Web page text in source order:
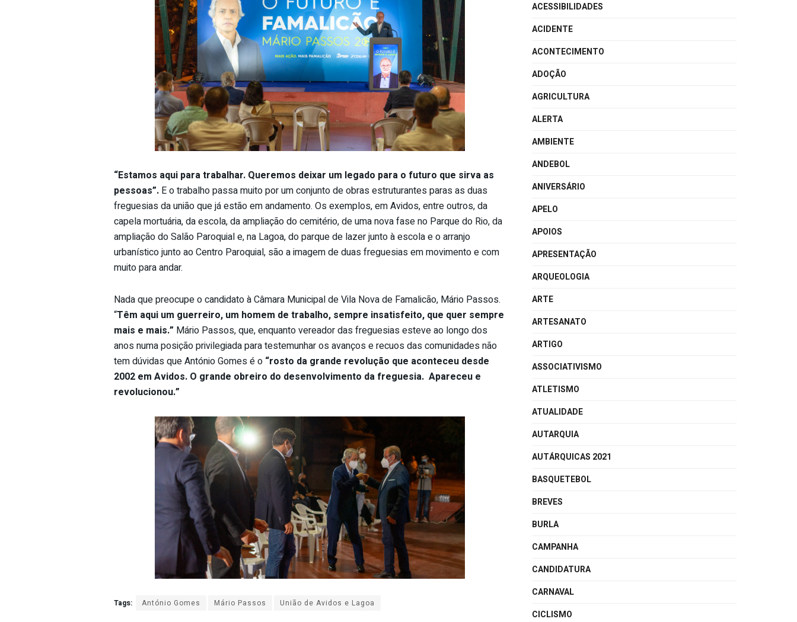
“Estamos aqui para trabalhar. Queremos deixar um legado para o futuro que sirva as
pessoas”. E o trabalho passa muito por um conjunto de obras estruturantes paras as duas
freguesias da união que já estão em andamento. Os exemplos, em Avidos, entre outros, da
capela mortuária, da escola, da ampliação do cemitério, de uma nova fase no Parque do Rio, da
ampliação do Salão Paroquial e, na Lagoa, do parque de lazer junto à escola e o arranjo
urbanístico junto ao Centro Paroquial, são a imagem de duas freguesias em movimento e com
muito para andar.
Nada que preocupe o candidato à Câmara Municipal de Vila Nova de Famalicão, Mário Passos.
“Têm aqui um guerreiro, um homem de trabalho, sempre insatisfeito, que quer sempre
mais e mais.” Mário Passos, que, enquanto vereador das freguesias esteve ao longo dos
anos numa posição privilegiada para testemunhar os avanços e recuos das comunidades não
tem dúvidas que António Gomes é o “rosto da grande revolução que aconteceu desde
2002 em Avidos. O grande obreiro do desenvolvimento da freguesia. Apareceu e
revolucionou.”
Tags: António Gomes Mário Passos União de Avidos e Lagoa
ACESSIBILIDADES
ACIDENTE
ACONTECIMENTO
ADOÇÃO
AGRICULTURA
ALERTA
AMBIENTE
ANDEBOL
ANIVERSÁRIO
APELO
APOIOS
APRESENTAÇÃO
ARQUEOLOGIA
ARTE
ARTESANATO
ARTIGO
ASSOCIATIVISMO
ATLETISMO
ATUALIDADE
AUTARQUIA
AUTÁRQUICAS 2021
BASQUETEBOL
BREVES
BURLA
CAMPANHA
CANDIDATURA
CARNAVAL
CICLISMO